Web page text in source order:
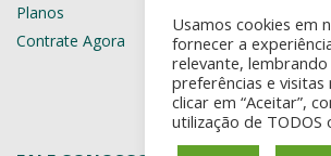
Planos
Contrate Agora
Usamos cookies em
fornecer a
relevante, lembrando
preferências e visitas
clicar em “Aceitar”,
utilização de TODOS